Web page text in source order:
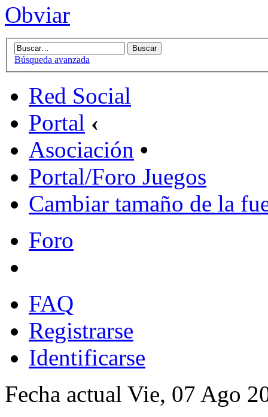
Obviar
Búsqueda avanzada
Red Social
Portal ‹
Asociación •
Portal/Foro Juegos
Cambiar tamaño de la
Foro
FAQ
Registrarse
Identificarse
Fecha actual Vie, 07 Ago